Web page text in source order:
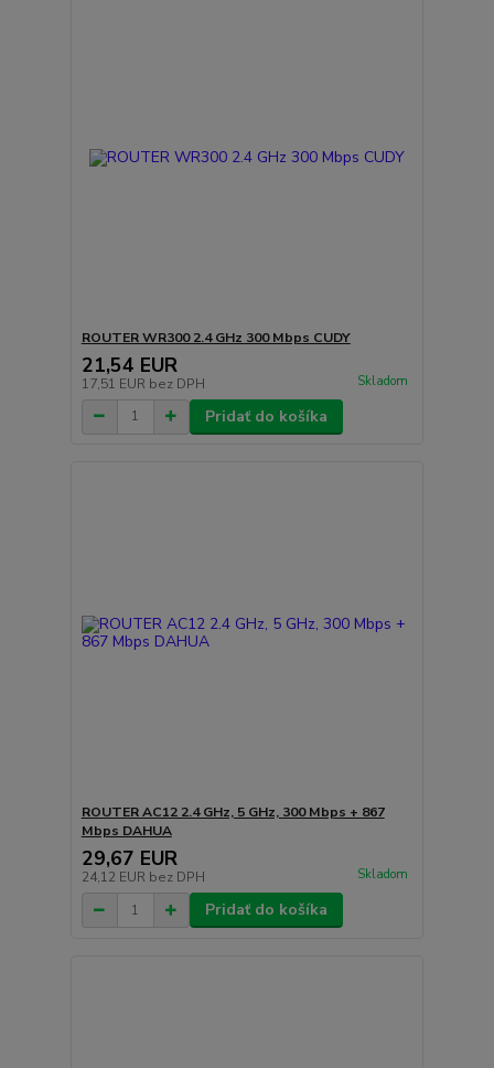
ROUTER WR300 2.4 GHz 300 Mbps CUDY
21,54 EUR
17,51 EUR bez DPH Skladom
Pridať do košíka
ROUTER AC12 2.4 GHz, 5 GHz, 300 Mbps + 867
Mbps DAHUA
29,67 EUR
24,12 EUR bez DPH Skladom
Pridať do košíka